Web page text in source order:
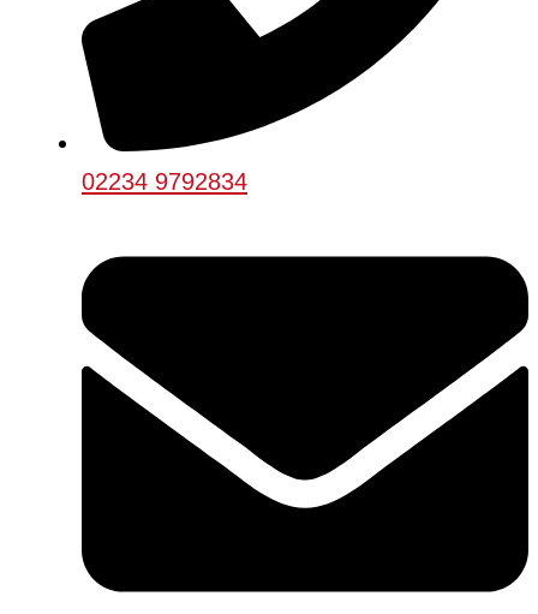
02234 9792834